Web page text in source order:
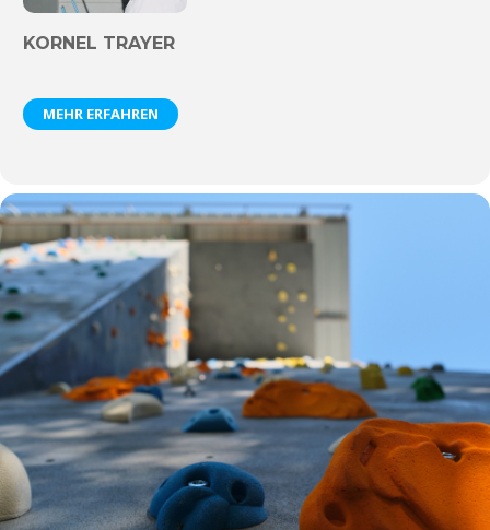
KORNEL TRAYER
MEHR ERFAHREN